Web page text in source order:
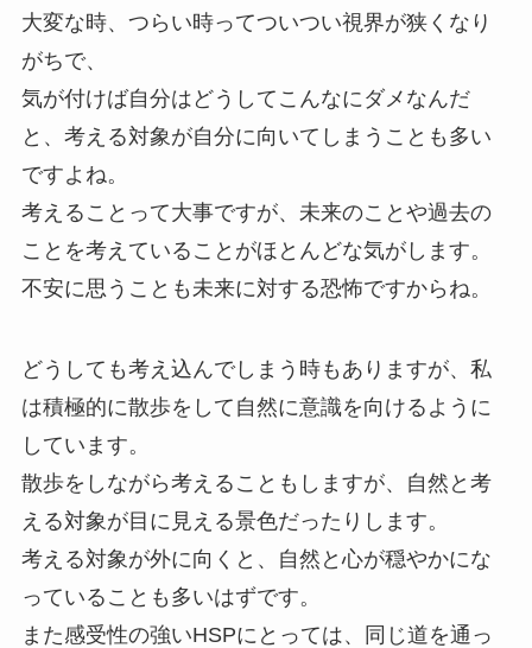
大変な時、つらい時ってついつい視界が狭くなり
がちで、
気が付けば自分はどうしてこんなにダメなんだ
と、考える対象が自分に向いてしまうことも多い
ですよね。
考えることって大事ですが、未来のことや過去の
ことを考えていることがほとんどな気がします。
不安に思うことも未来に対する恐怖ですからね。
どうしても考え込んでしまう時もありますが、私
は積極的に散歩をして自然に意識を向けるように
しています。
散歩をしながら考えることもしますが、自然と考
える対象が目に見える景色だったりします。
考える対象が外に向くと、自然と心が穏やかにな
っていることも多いはずです。
また感受性の強いHSPにとっては、同じ道を通っ